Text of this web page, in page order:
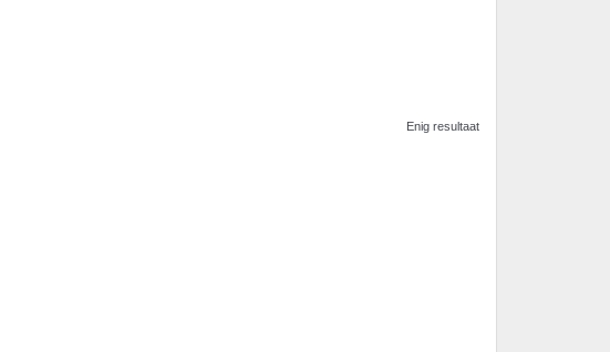
Enig resultaat